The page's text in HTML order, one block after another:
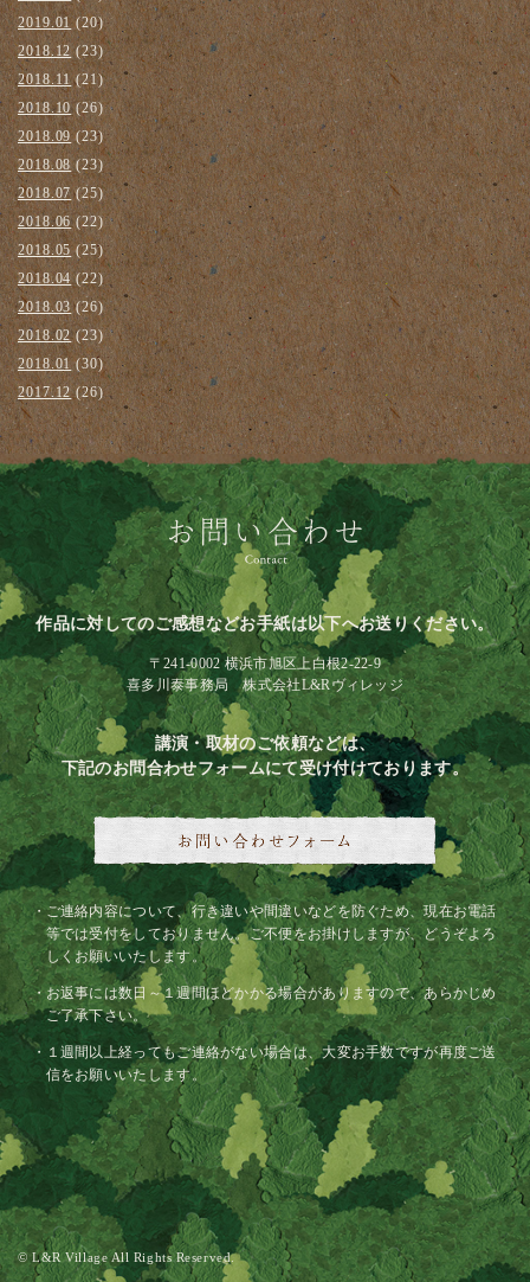
2019.01(20)
2018.12(23)
2018.11 (21)
2018.10(26)
2018.09(23)
2018.08(23)
2018.07 (25)
2018.06(22)
2018.05 (25)
2018.04 (22)
2018.03(26)
2018.02(23)
2018.01 (30)
2017.12(26)
作品に対してのご感想などお手紙は以下へお送りください。
〒241-0002 横浜市旭区上白根2-22-9
喜多川泰事務局 株式会社L&Rヴィレッジ
講演・取材のご依頼などは、
下記のお問合わせフォームにて受け付けております。
ご連絡内容について、行き違いや間違いなどを防ぐため、現在お電話
等では受付をしておりません。ご不便をお掛けしますが、どうぞよろ
しくお願いいたします。
お返事には数日～１週間ほどかかる場合がありますので、あらかじめ
ご了承下さい。
１週間以上経ってもご連絡がない場合は、大変お手数ですが再度ご送
信をお願いいたします。
© L&R Village All Rights Reserved.